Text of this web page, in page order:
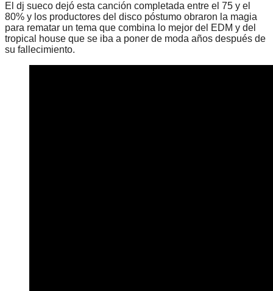
El dj sueco dejó esta canción completada entre el 75 y el
80% y los productores del disco póstumo obraron la magia
para rematar un tema que combina lo mejor del EDM y del
tropical house que se iba a poner de moda años después de
su fallecimiento.